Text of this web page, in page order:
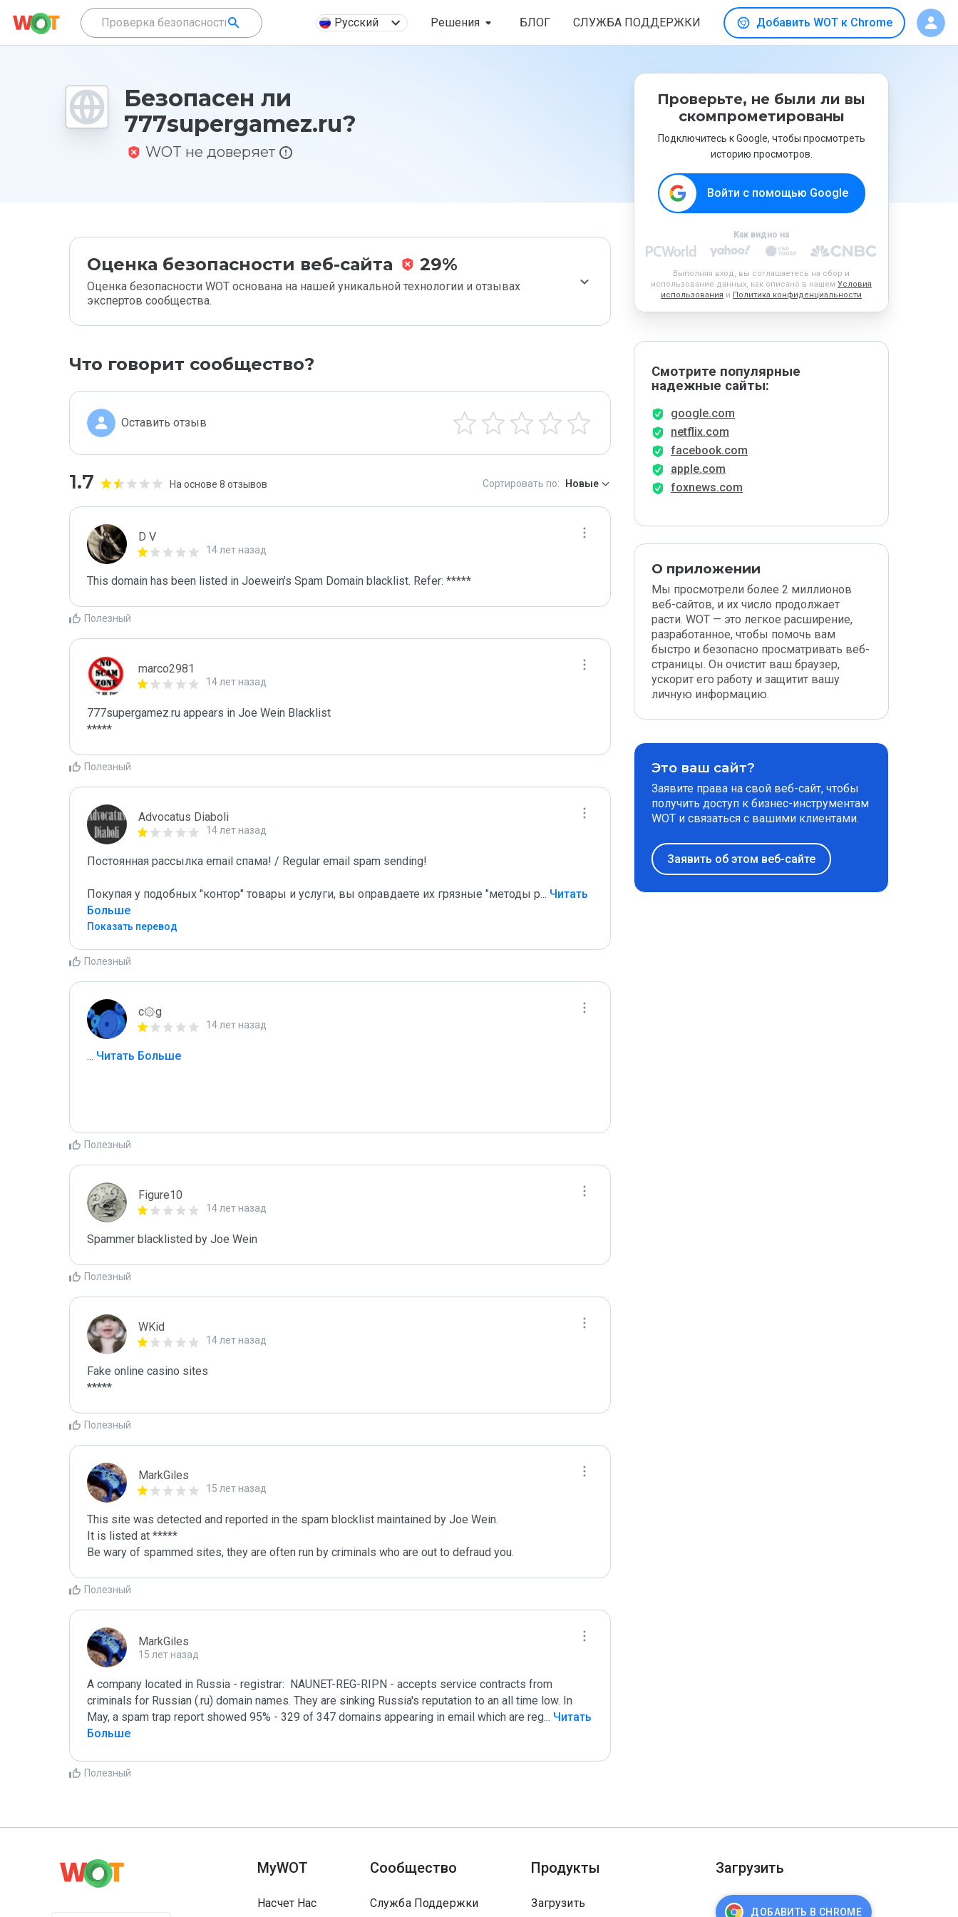
Русский Решения БЛОГ СЛУЖБА ПОДДЕРЖКИ Добавить WOT к Chrome
Безопасен ли
777supergamez.ru?
WOT не доверяет
Оценка безопасности веб-сайта 29%
Оценка безопасности WOT основана на нашей уникальной технологии и отзывах
экспертов сообщества.
Что говорит сообщество?
Оставить отзыв
1.7 На основе 8 отзывов Сортировать по: Новые
D V
14 лет назад
This domain has been listed in Joewein's Spam Domain blacklist. Refer: *****
Полезный
marco2981
14 лет назад
777supergamez.ru appears in Joe Wein Blacklist
*****
Полезный
Advocatus Diaboli
14 лет назад
Постоянная рассылка email спама! / Regular email spam sending!
Покупая у подобных "контор" товары и услуги, вы оправдаете их грязные "методы р... Читать
Больше
Показать перевод
Полезный
c۞g
14 лет назад
... Читать Больше
Полезный
Figure10
14 лет назад
Spammer blacklisted by Joe Wein
Полезный
WKid
14 лет назад
Fake online casino sites
Полезный
MarkGiles
15 лет назад
This site was detected and reported in the spam blocklist maintained by Joe Wein.
It is listed at *****
Be wary of spammed sites, they are often run by criminals who are out to defraud you.
Полезный
MarkGiles
15 лет назад
A company located in Russia - registrar:  NAUNET-REG-RIPN - accepts service contracts from
criminals for Russian (.ru) domain names. They are sinking Russia's reputation to an all time low. In
May, a spam trap report showed 95% - 329 of 347 domains appearing in email which are reg... Читать
Больше
Полезный
Проверьте, не были ли вы
скомпрометированы
Подключитесь к Google, чтобы просмотреть
историю просмотров.
Войти с помощью Google
Как видно на
Выполняя вход, вы соглашаетесь на сбор и
использование данных, как описано в нашем Условия
использования и Политика конфиденциальности
Смотрите популярные
надежные сайты:
google.com
netflix.com
facebook.com
apple.com
foxnews.com
О приложении
Мы просмотрели более 2 миллионов
веб-сайтов, и их число продолжает
расти. WOT — это легкое расширение,
разработанное, чтобы помочь вам
быстро и безопасно просматривать веб-
страницы. Он очистит ваш браузер,
ускорит его работу и защитит вашу
личную информацию.
Это ваш сайт?
Заявите права на свой веб-сайт, чтобы
получить доступ к бизнес-инструментам
WOT и связаться с вашими клиентами.
Заявить об этом веб-сайте
MyWOT
Насчет Нас
Сообщество
Служба Поддержки
Продукты
Загрузить
Загрузить
ДОБАВИТЬ В CHROME